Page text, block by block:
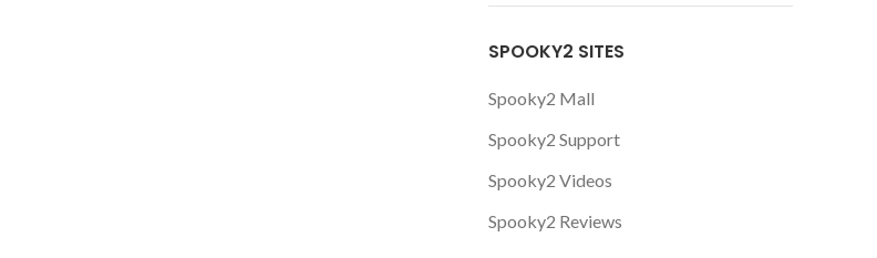
SPOOKY2 SITES
Spooky2 Mall
Spooky2 Support
Spooky2 Videos
Spooky2 Reviews